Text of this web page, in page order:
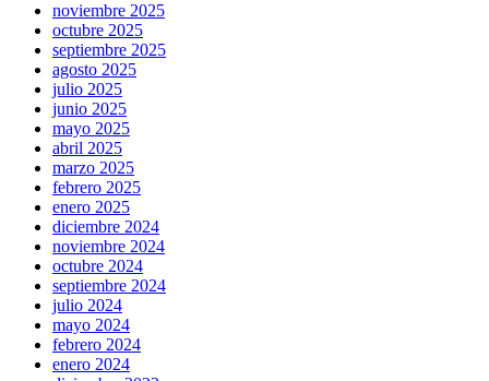
noviembre 2025
octubre 2025
septiembre 2025
agosto 2025
julio 2025
junio 2025
mayo 2025
abril 2025
marzo 2025
febrero 2025
enero 2025
diciembre 2024
noviembre 2024
octubre 2024
septiembre 2024
julio 2024
mayo 2024
febrero 2024
enero 2024